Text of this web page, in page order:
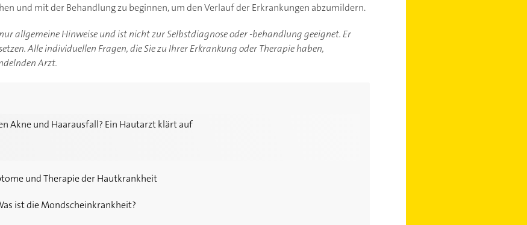
und mit der Behandlung zu beginnen, um den Verlauf der Erkrankungen abzumildern.
allgemeine Hinweise und ist nicht zur Selbstdiagnose oder -behandlung geeignet. Er
Alle individuellen Fragen, die Sie zu Ihrer Erkrankung oder Therapie haben,
Arzt.
Akne und Haarausfall? Ein Hautarzt klärt auf
Ein Hautarzt klärt auf
und Therapie der Hautkrankheit
ist die Mondscheinkrankheit?